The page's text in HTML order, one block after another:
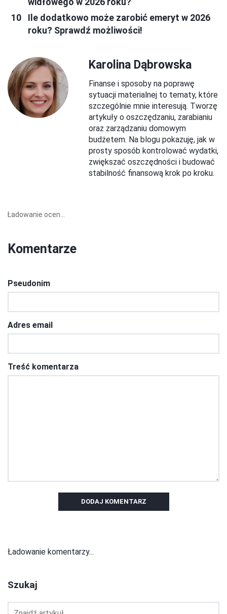
Ile dodatkowo może zarobić emeryt w 2026
roku? Sprawdź możliwości!
Karolina Dąbrowska
Finanse i sposoby na poprawę
sytuacji materialnej to tematy, które
szczególnie mnie interesują. Tworzę
artykuły o oszczędzaniu, zarabianiu
oraz zarządzaniu domowym
budżetem. Na blogu pokazuję, jak w
prosty sposób kontrolować wydatki,
zwiększać oszczędności i budować
stabilność finansową krok po kroku.
Ładowanie ocen...
Komentarze
Pseudonim
Adres email
Treść komentarza
DODAJ KOMENTARZ
Ładowanie komentarzy...
Szukaj